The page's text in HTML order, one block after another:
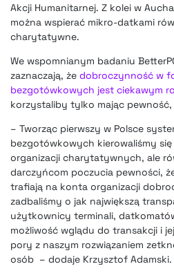
Akcji Humanitarnej. Z kolei w
można wspierać mikro-datkami
charytatywne.
We wspomnianym badaniu
zaznaczają, że dobroczynność w
bezgotówkowych jest ciekawym
korzystaliby tylko mając
– Tworząc pierwszy w Polsce
bezgotówkowych kierowaliśmy
organizacji charytatywnych, ale
darczyńcom poczucia pewności,
trafiają na konta organizacji
zadbaliśmy o jak największą
użytkownicy terminali,
możliwość wglądu do transakcji i
pory z naszym rozwiązaniem
osób – dodaje Krzysztof Adamski.